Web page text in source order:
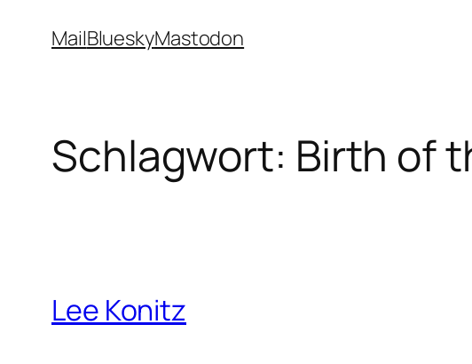
InhaltMailBlueskyMastodon
Schlagwort: Birth of
Lee Konitz